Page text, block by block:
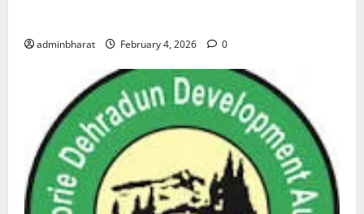
adminbharat February 4, 2026 0